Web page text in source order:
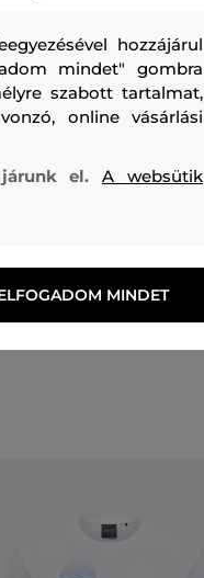
méretek:
hozzájárul
mindet" gombra
szabott tartalmat,
online vásárlási
járunk el.A websütik
MINDET